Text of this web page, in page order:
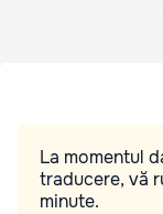
La momentul
traducere, vă
minute.